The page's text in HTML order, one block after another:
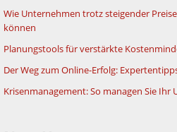
Wie Unternehmen trotz steigender
können
Planungstools für verstärkte
Der Weg zum Online-Erfolg:
Krisenmanagement: So managen Sie